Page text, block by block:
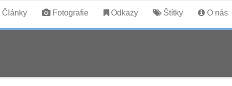
Články Fotografie Odkazy Štítky O nás